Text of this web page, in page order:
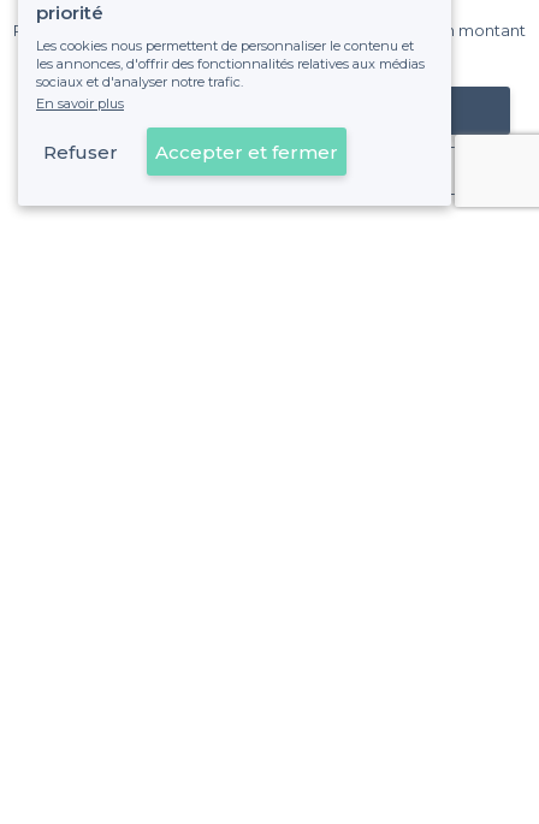
Pas de commissions et sans engagement, vous payez un montant
fixe sans risque de voir déraper la facture.
Référencer mon établissement
Déjà client
priorité
Les cookies nous permettent de personnaliser le contenu et
les annonces, d'offrir des fonctionnalités relatives aux médias
sociaux et d'analyser notre trafic.
En savoir plus
Refuser Accepter et fermer